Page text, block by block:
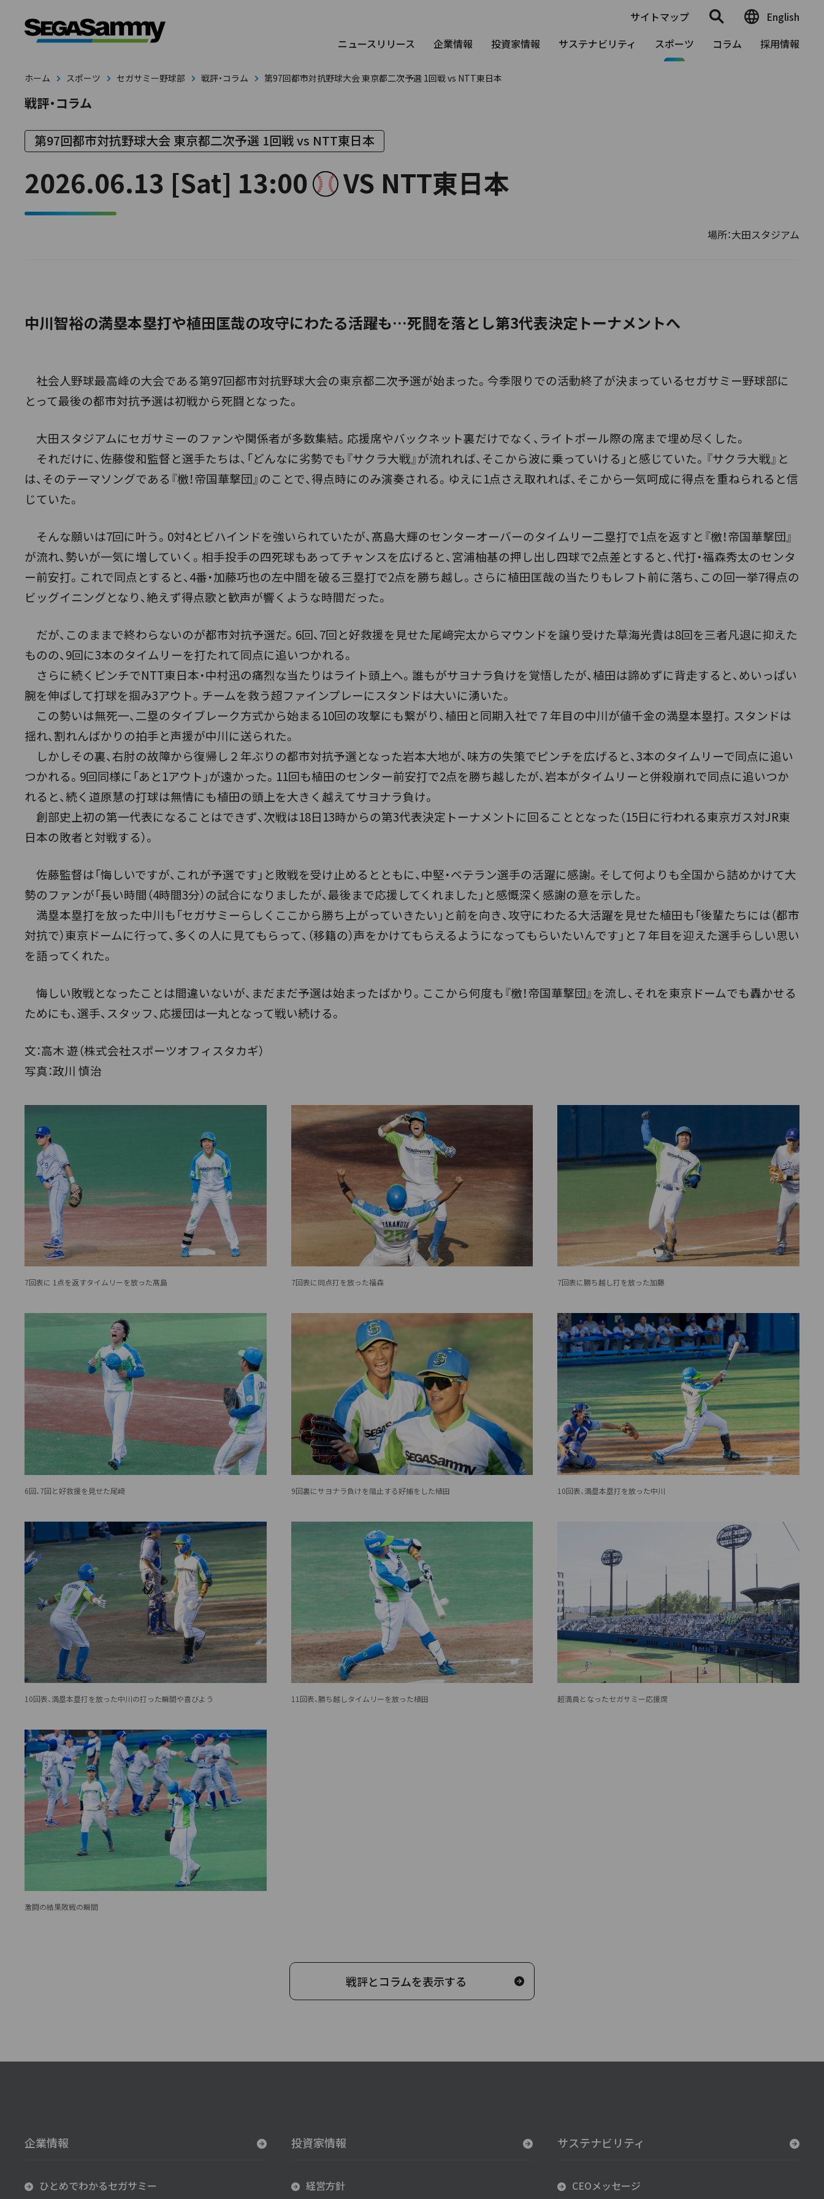
サイトマップ
ニュースリリース
企業情報 投資家情報 サステナビリティ スポーツ コラム 採用情報
English
ホーム スポーツ セガサミー野球部 戦評・コラム 第97回都市対抗野球大会 東京都二次予選 1回戦 vs NTT東日本
戦評・コラム
第97回都市対抗野球大会 東京都二次予選 1回戦 vs NTT東日本
2026.06.13 [Sat] 13:00 VS NTT東日本
場所：大田スタジアム
中川智裕の満塁本塁打や植田匡哉の攻守にわたる活躍も…死闘を落とし第3代表決定トーナメントへ
社会人野球最高峰の大会である第97回都市対抗野球大会の東京都二次予選が始まった。今季限りでの活動終了が決まっているセガサミー野球部に
とって最後の都市対抗予選は初戦から死闘となった。
大田スタジアムにセガサミーのファンや関係者が多数集結。応援席やバックネット裏だけでなく、ライトポール際の席まで埋め尽くした。
それだけに、佐藤俊和監督と選手たちは、「どんなに劣勢でも『サクラ大戦』が流れれば、そこから波に乗っていける」と感じていた。『サクラ大戦』と
は、そのテーマソングである『檄！帝国華撃団』のことで、得点時にのみ演奏される。ゆえに1点さえ取れれば、そこから一気呵成に得点を重ねられると信
じていた。
そんな願いは7回に叶う。0対4とビハインドを強いられていたが、髙島大輝のセンターオーバーのタイムリー二塁打で1点を返すと『檄！帝国華撃団』
が流れ、勢いが一気に増していく。相手投手の四死球もあってチャンスを広げると、宮浦柚基の押し出し四球で2点差とすると、代打・福森秀太のセンタ
ー前安打。これで同点とすると、4番・加藤巧也の左中間を破る三塁打で2点を勝ち越し。さらに植田匡哉の当たりもレフト前に落ち、この回一挙7得点の
ビッグイニングとなり、絶えず得点歌と歓声が響くような時間だった。
だが、このままで終わらないのが都市対抗予選だ。6回、7回と好救援を見せた尾﨑完太からマウンドを譲り受けた草海光貴は8回を三者凡退に抑えた
ものの、9回に3本のタイムリーを打たれて同点に追いつかれる。
さらに続くピンチでNTT東日本・中村迅の痛烈な当たりはライト頭上へ。誰もがサヨナラ負けを覚悟したが、植田は諦めずに背走すると、めいっぱい
腕を伸ばして打球を掴み3アウト。チームを救う超ファインプレーにスタンドは大いに湧いた。
この勢いは無死一、二塁のタイブレーク方式から始まる10回の攻撃にも繋がり、植田と同期入社で７年目の中川が値千金の満塁本塁打。スタンドは
揺れ、割れんばかりの拍手と声援が中川に送られた。
しかしその裏、右肘の故障から復帰し２年ぶりの都市対抗予選となった岩本大地が、味方の失策でピンチを広げると、3本のタイムリーで同点に追い
つかれる。9回同様に「あと1アウト」が遠かった。11回も植田のセンター前安打で2点を勝ち越したが、岩本がタイムリーと併殺崩れで同点に追いつか
れると、続く道原慧の打球は無情にも植田の頭上を大きく越えてサヨナラ負け。
創部史上初の第一代表になることはできず、次戦は18日13時からの第3代表決定トーナメントに回ることとなった（15日に行われる東京ガス対JR東
日本の敗者と対戦する）。
佐藤監督は「悔しいですが、これが予選です」と敗戦を受け止めるとともに、中堅・ベテラン選手の活躍に感謝。そして何よりも全国から詰めかけて大
勢のファンが「長い時間（4時間3分）の試合になりましたが、最後まで応援してくれました」と感慨深く感謝の意を示した。
満塁本塁打を放った中川も「セガサミーらしくここから勝ち上がっていきたい」と前を向き、攻守にわたる大活躍を見せた植田も「後輩たちには（都市
対抗で）東京ドームに行って、多くの人に見てもらって、（移籍の）声をかけてもらえるようになってもらいたいんです」と７年目を迎えた選手らしい思い
を語ってくれた。
悔しい敗戦となったことは間違いないが、まだまだ予選は始まったばかり。ここから何度も『檄！帝国華撃団』を流し、それを東京ドームでも轟かせる
ためにも、選手、スタッフ、応援団は一丸となって戦い続ける。
文：高木 遊（株式会社スポーツオフィスタカギ）
写真：政川 慎治
7回表に 1点を返すタイムリーを放った髙島 7回表に同点打を放った福森 7回表に勝ち越し打を放った加藤
6回、7回と好救援を見せた尾﨑 9回裏にサヨナラ負けを阻止する好捕をした植田 10回表、満塁本塁打を放った中川
10回表、満塁本塁打を放った中川の打った瞬間や喜びよう 11回表、勝ち越しタイムリーを放った植田 超満員となったセガサミー応援席
激闘の結果敗戦の瞬間
戦評とコラムを表示する
企業情報
ひとめでわかるセガサミー
投資家情報
経営方針
サステナビリティ
CEOメッセージ